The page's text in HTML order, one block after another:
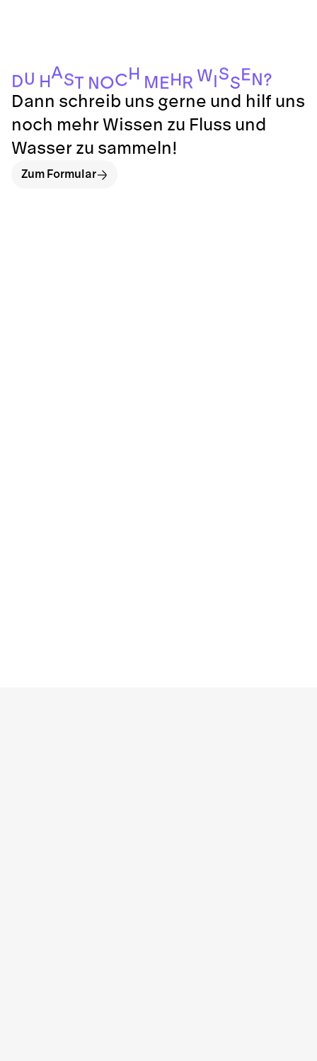
DU H AST NOC H M EHR W SS EN?
Dann schreib uns gerne und hilf uns
noch mehr Wissen zu Fluss und
Wasser zu sammeln!
Zum Formular